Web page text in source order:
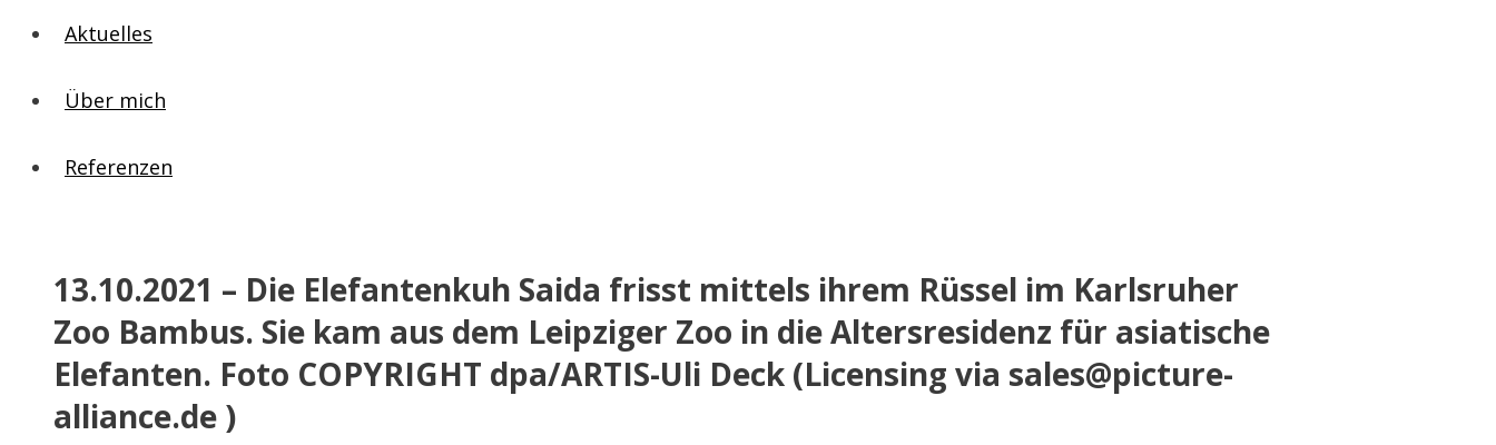
Aktuelles
Über mich
Referenzen
13.10.2021 – Die Elefantenkuh Saida frisst mittels ihrem Rüssel im Karlsruher
Zoo Bambus. Sie kam aus dem Leipziger Zoo in die Altersresidenz für asiatische
Elefanten. Foto COPYRIGHT dpa/ARTIS-Uli Deck (Licensing via sales@picture-
alliance.de )